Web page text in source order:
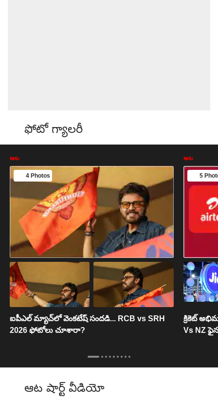
ఫోటో గ్యాలరీ
ఆట
4 Photos
ఐపీఎల్ మ్యాచ్‌లో వెంకటేష్ సందడి... RCB vs SRH
2026 ఫోటోలు చూశారా?
ఆట
5
క్రికెట్
Vs NZ
ఆట షార్ట్ వీడియో